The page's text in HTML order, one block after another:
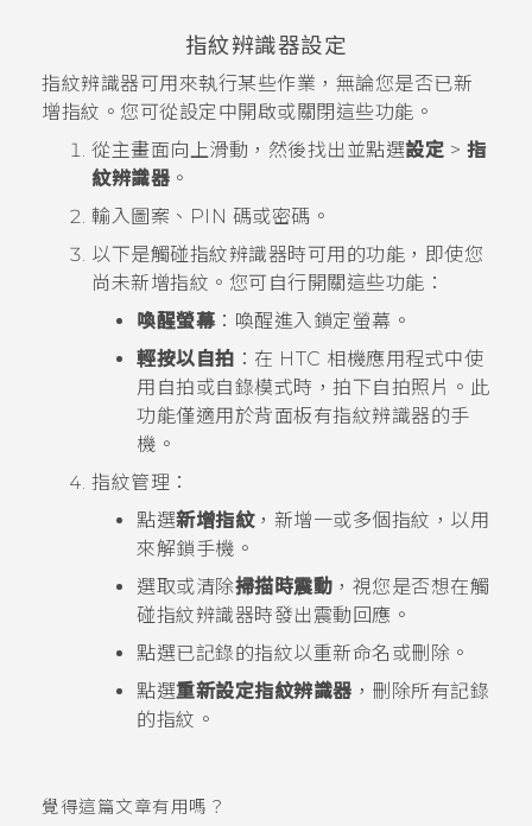
指紋辨識器設定
指紋辨識器可用來執行某些作業，無論您是否已新
增指紋。您可從設定中開啟或關閉這些功能。
從主畫面向上滑動，然後找出並點選設定 > 指
紋辨識器 。
輸入圖案、PIN 碼或密碼。
以下是觸碰指紋辨識器時可用的功能，即使您
尚未新增指紋。您可自行開關這些功能：
喚醒螢幕：喚醒進入鎖定螢幕。
輕按以自拍 ：在 HTC 相機應用程式中使
用自拍或自錄模式時，拍下自拍照片。此
功能僅適用於背面板有指紋辨識器的手
機。
指紋管理：
點選新增指紋，新增一或多個指紋，以用
來解鎖手機。
選取或清除掃描時震動 ，視您是否想在觸
碰指紋辨識器時發出震動回應。
點選已記錄的指紋以重新命名或刪除。
點選重新設定指紋辨識器 ，刪除所有記錄
的指紋。
覺得這篇文章有用嗎？